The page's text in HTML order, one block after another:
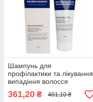
Шампунь для
профілактики та лікування
випадіння волосся
Esthetic House CP-1 Anti-
Hair Loss Scalp
361,20 ₴ 401,10 ₴